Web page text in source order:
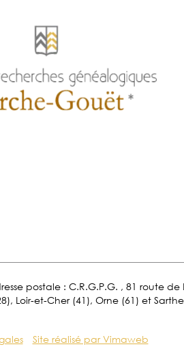
postale : C.R.G.P.G. , 81 route
Loir-et-Cher (41), Orne (61) et
Site réalisé par Vimaweb